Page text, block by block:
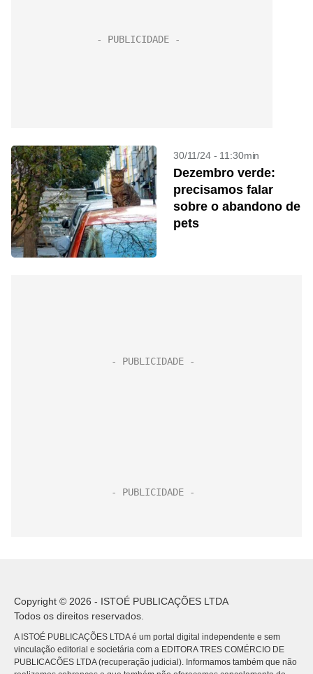
30/11/24 - 11:30min
Dezembro verde:
precisamos falar
sobre o abandono de
pets
Copyright © 2026 - ISTOÉ PUBLICAÇÕES LTDA
Todos os direitos reservados.
A ISTOÉ PUBLICAÇÕES LTDA é um portal digital independente e sem
vinculação editorial e societária com a EDITORA TRES COMÉRCIO DE
PUBLICACÕES LTDA (recuperação judicial). Informamos também que não